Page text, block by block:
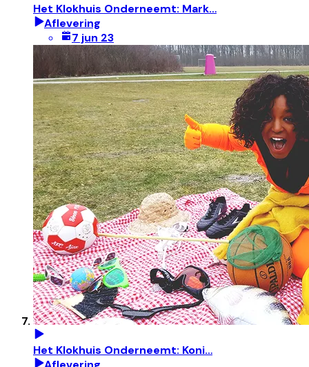
Het Klokhuis Onderneemt: Mark…
Aflevering
7 jun 23
Het Klokhuis Onderneemt: Koni…